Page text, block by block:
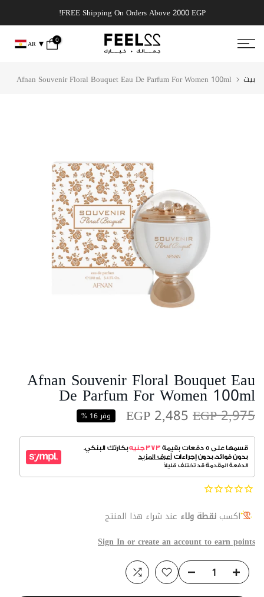
إلى
المحتوى
FREE Shipping On Orders Above 2000 EGP!
0
AR
بيت Afnan Souvenir Floral Bouquet Eau De Parfum For Women 100ml
Afnan Souvenir Floral Bouquet Eau
De Parfum For Women 100ml
EGP 2,975
EGP 2,485 وفر 16 %
اكسب نقطة ولاء عند شراء هذا المنتج
Sign In or create an account to earn points